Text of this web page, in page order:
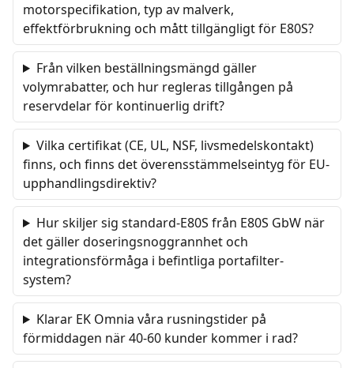
motorspecifikation, typ av malverk,
effektförbrukning och mått tillgängligt för E80S?
Från vilken beställningsmängd gäller
volymrabatter, och hur regleras tillgången på
reservdelar för kontinuerlig drift?
Vilka certifikat (CE, UL, NSF, livsmedelskontakt)
finns, och finns det överensstämmelseintyg för EU-
upphandlingsdirektiv?
Hur skiljer sig standard-E80S från E80S GbW när
det gäller doseringsnoggrannhet och
integrationsförmåga i befintliga portafilter-
system?
Klarar EK Omnia våra rusningstider på
förmiddagen när 40-60 kunder kommer i rad?